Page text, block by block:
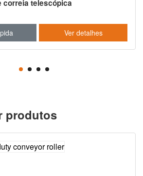
correia telescópica
Ver detalhes
produtos